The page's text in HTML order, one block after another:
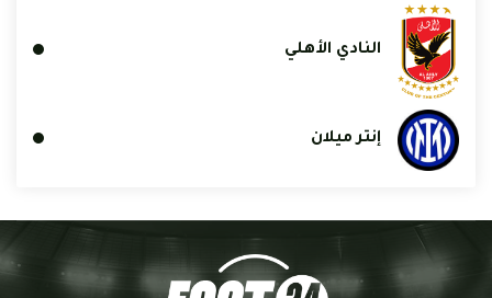
النادي الأهلي
إنتر ميلان